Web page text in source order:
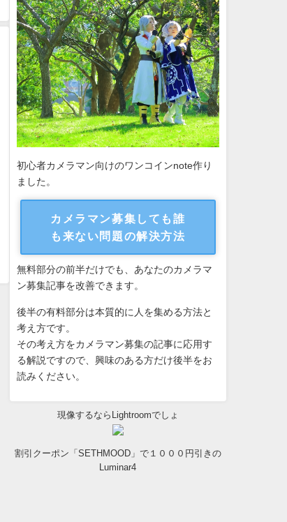
初心者カメラマン向けのワンコインnote作り
ました。
カメラマン募集しても誰
も来ない問題の解決方法
無料部分の前半だけでも、あなたのカメラマ
ン募集記事を改善できます。
後半の有料部分は本質的に人を集める方法と
考え方です。
その考え方をカメラマン募集の記事に応用す
る解説ですので、興味のある方だけ後半をお
読みください。
現像するならLightroomでしょ
割引クーポン「SETHMOOD」で１０００円引きの
Luminar4